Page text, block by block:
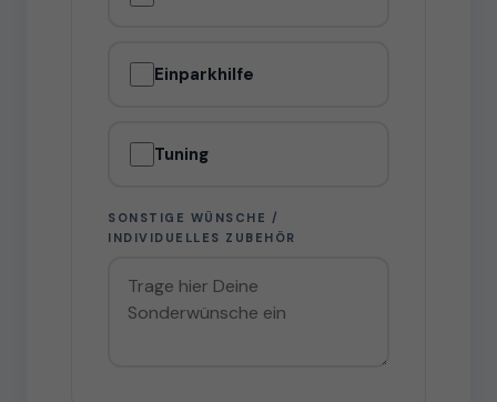
Einparkhilfe
Tuning
SONSTIGE WÜNSCHE /
INDIVIDUELLES ZUBEHÖR